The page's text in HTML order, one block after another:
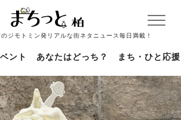
ジモトミン発リアルな街ネタニュース毎日満載！
ント あなたはどっち？ まち・ひと応援